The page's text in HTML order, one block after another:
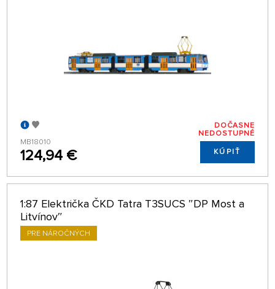
MB18010
124,94 €
DOČASNE
NEDOSTUPNÉ
KÚPIŤ
1:87 Električka ČKD Tatra T3SUCS ″DP Most a
Litvínov″
PRE NÁROČNÝCH